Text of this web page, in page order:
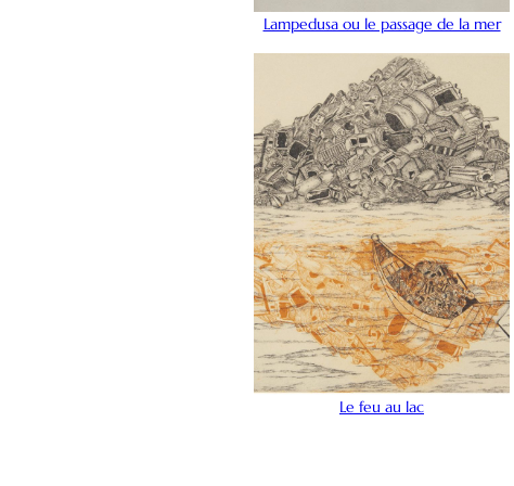
Lampedusa ou le passage de la mer
Le feu au lac